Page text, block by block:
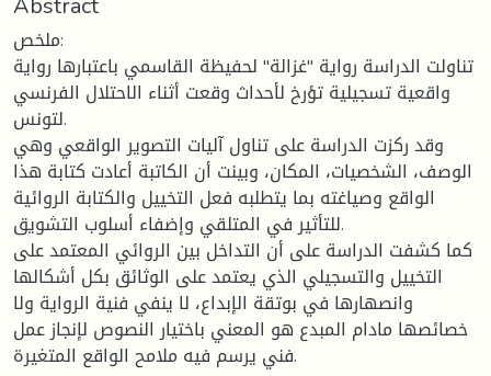
ملخص:
تناولت الدراسة رواية "غزالة" لحفيظة القاسمي باعتبارها رواية
واقعية تسجيلية تؤرخ لأحداث وقعت أثناء الاحتلال الفرنسي
لتونس.
وقد ركزت الدراسة على تناول آليات التصوير الواقعي وهي
الوصف، الشخصيات، المكان، وبينت أن الكاتبة أعادت كتابة هذا
الواقع وصياغته بما يتطلبه فعل التخييل والكتابة الروائية
للتأثير في المتلقي وإضفاء أسلوب التشويق.
كما كشفت الدراسة على أن التداخل بين الروائي المعتمد على
التخييل والتسجيلي الذي يعتمد على الوثائق بكل أشكالها
وانصهارها في بوتقة الإبداع، لا ينفي فنية الرواية ولا
خصائصها مادام المبدع هو المعني باختيار النصوص لإنجاز عمل
فني يرسم فيه ملامح الواقع المتغيرة.